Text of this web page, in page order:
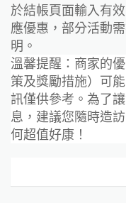
於結帳頁面輸入有
應優惠，部分活動
明。
溫馨提醒：商家的
策及獎勵措施）可
訊僅供參考。為了
息，建議您隨時造
何超值好康！